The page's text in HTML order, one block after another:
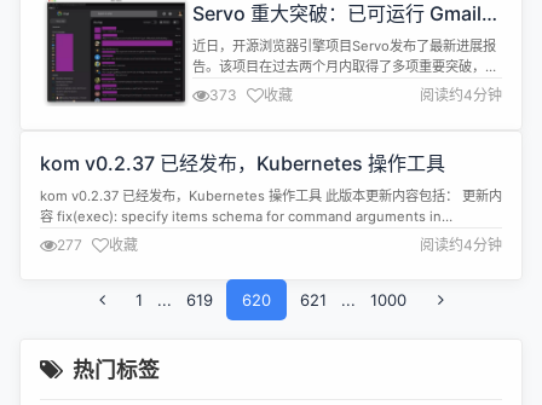
主键冲突。 为解决此问题，将排序规则...
Servo 重大突破：已可运行 Gmail
和 Google Chat，多项 Web 特性支
持获得显著提升
近日，开源浏览器引擎项目Servo发布了最新进展报
告。该项目在过去两个月内取得了多项重要突破，其
中最引人注目的是已经可以运行Gmail和Google
Chat等复杂网站，这标志着Servo在Web兼容性方面
迈出了重要一步。 AI政策保持不变 值得一提的是，
Copilot）进行了广泛讨论。根据社区反馈，...
373 收藏 阅读约4分钟
kom v0.2.37 已经发布，Kubernetes 操作工具
kom v0.2.37 已经发布，Kubernetes 操作工具 此版本更新内容包括： 更新内
容 fix(exec): specify items schema for command arguments in
ExecTool function refactor(port-forward): 将 PortForward 方法从
Kubectl 移到 Pod...
277 收藏 阅读约4分钟
1 ... 619 620 621 ... 1000
热门标签